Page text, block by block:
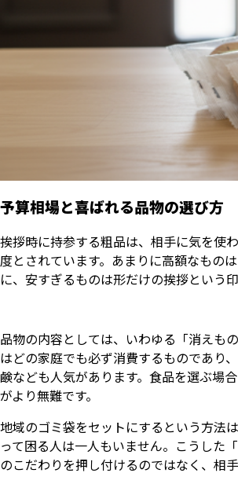
予算相場と喜ばれる品物の選び方
挨拶時に持参する粗品は、相手に気を使
度とされています。あまりに高額なもの
に、安すぎるものは形だけの挨拶という
品物の内容としては、いわゆる「消えも
はどの家庭でも必ず消費するものであり
鹸なども人気があります。食品を選ぶ場
がより無難です。
地域のゴミ袋をセットにするという方法
って困る人は一人もいません。こうした
のこだわりを押し付けるのではなく、相